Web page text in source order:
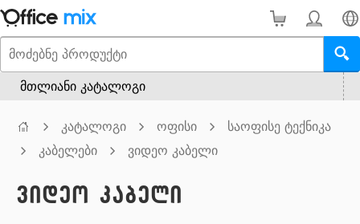
მთლიანი კატალოგი
კატალოგი ოფისი
საოფისე ტექნიკა
კაბელები
ვიდეო კაბელი
ვიდეო კაბელი